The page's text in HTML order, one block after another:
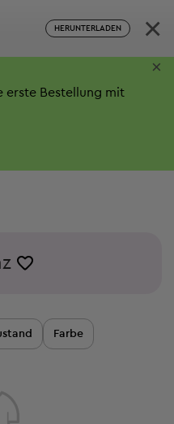
HERUNTERLADEN ×
erste Bestellung mit
×
Farbe